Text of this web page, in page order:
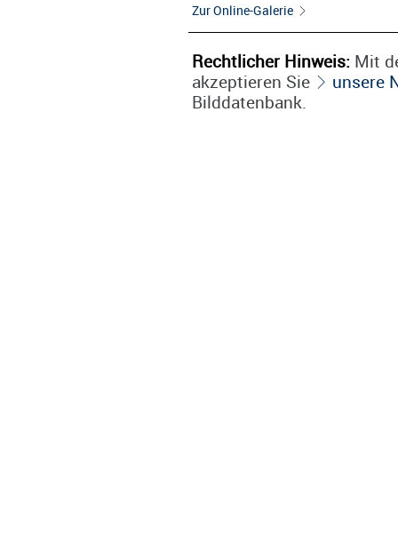
Zur Online-Galerie
Rechtlicher Hinweis: Mit
akzeptieren Sie
unsere
Bilddatenbank.